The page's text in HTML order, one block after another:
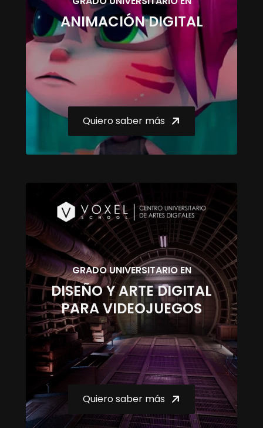
ANIMACIÓN DIGITAL
Quiero saber más
GRADO UNIVERSITARIO EN
DISEÑO Y ARTE DIGITAL
PARA VIDEOJUEGOS
Quiero saber más